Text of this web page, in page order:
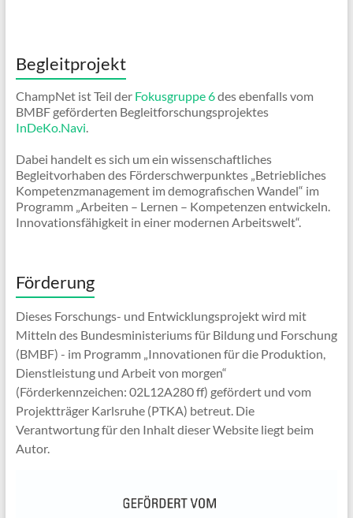
Begleitprojekt
ChampNet ist Teil der Fokusgruppe 6des ebenfalls vom
BMBF geförderten Begleitforschungsprojektes
InDeKo.Navi.
Dabei handelt es sich um ein wissenschaftliches
Begleitvorhaben des Förderschwerpunktes „Betriebliches
Kompetenzmanagement im demografischen Wandel“ im
Programm „Arbeiten – Lernen – Kompetenzen entwickeln.
Innovationsfähigkeit in einer modernen Arbeitswelt“.
Förderung
Dieses Forschungs- und Entwicklungsprojekt wird mit
Mitteln des Bundesministeriums für Bildung und Forschung
(BMBF) - im Programm „Innovationen für die Produktion,
Dienstleistung und Arbeit von morgen“
(Förderkennzeichen: 02L12A280 ff) gefördert und vom
Projektträger Karlsruhe (PTKA) betreut. Die
Verantwortung für den Inhalt dieser Website liegt beim
Autor.